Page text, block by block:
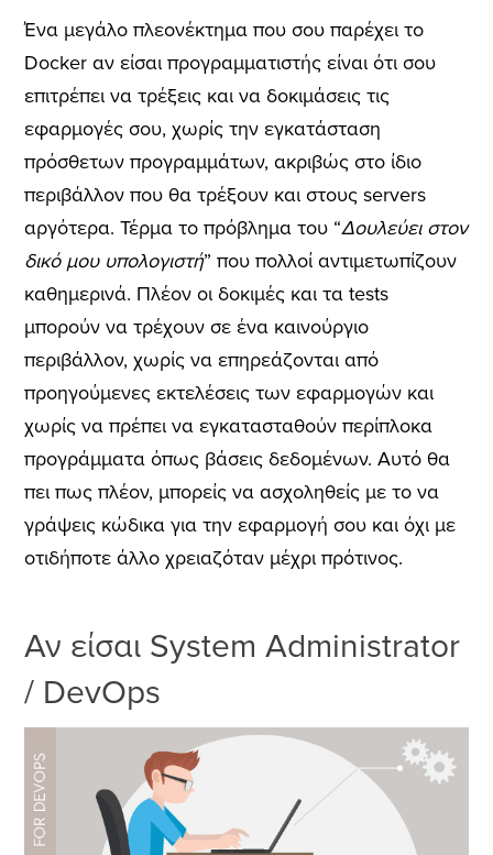
Ένα μεγάλο πλεονέκτημα που σου παρέχει το
Docker αν είσαι προγραμματιστής είναι ότι σου
επιτρέπει να τρέξεις και να δοκιμάσεις τις
εφαρμογές σου, χωρίς την εγκατάσταση
πρόσθετων προγραμμάτων, ακριβώς στο ίδιο
περιβάλλον που θα τρέξουν και στους servers
αργότερα. Τέρμα το πρόβλημα του “Δουλεύει στον
δικό μου υπολογιστή” που πολλοί αντιμετωπίζουν
καθημερινά. Πλέον οι δοκιμές και τα tests
μπορούν να τρέχουν σε ένα καινούργιο
περιβάλλον, χωρίς να επηρεάζονται από
προηγούμενες εκτελέσεις των εφαρμογών και
χωρίς να πρέπει να εγκατασταθούν περίπλοκα
προγράμματα όπως βάσεις δεδομένων. Αυτό θα
πει πως πλέον, μπορείς να ασχοληθείς με το να
γράψεις κώδικα για την εφαρμογή σου και όχι με
οτιδήποτε άλλο χρειαζόταν μέχρι πρότινος.
Αν είσαι System Administrator
/ DevOps